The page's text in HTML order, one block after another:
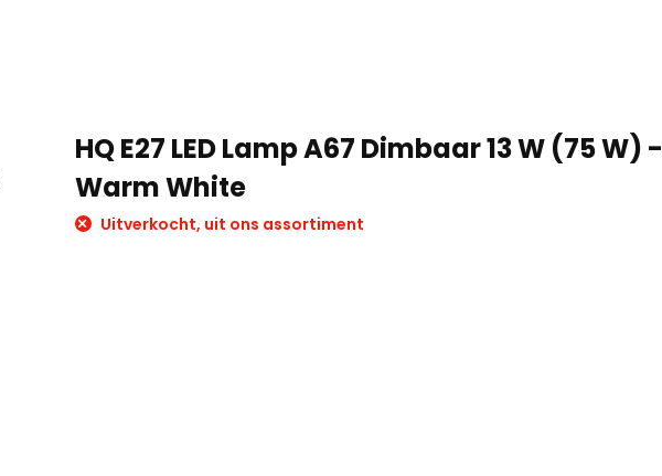
HQ E27 LED Lamp A67 Dimbaar 13 W (75 W) -
Warm White
Uitverkocht, uit ons assortiment